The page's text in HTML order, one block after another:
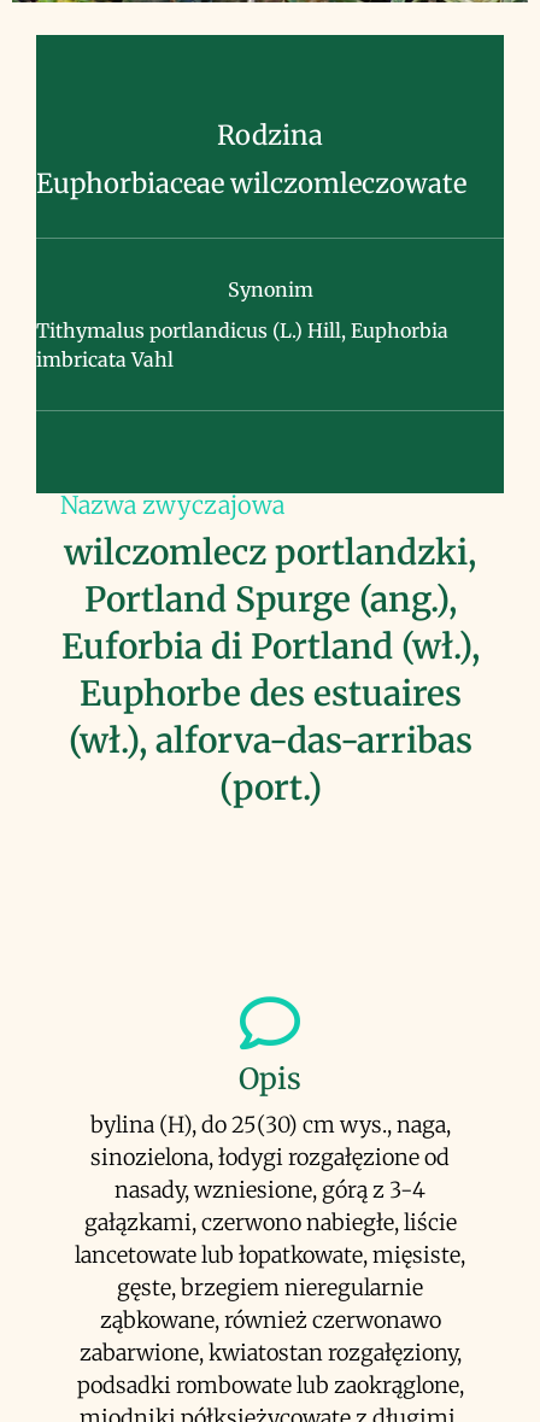
Rodzina
Euphorbiaceae wilczomleczowate
Synonim
Tithymalus portlandicus (L.) Hill, Euphorbia
imbricata Vahl
Nazwa zwyczajowa
wilczomlecz portlandzki,
Portland Spurge (ang.),
Euforbia di Portland (wł.),
Euphorbe des estuaires
(wł.), alforva-das-arribas
(port.)
Opis
bylina (H), do 25(30) cm wys., naga,
sinozielona, łodygi rozgałęzione od
nasady, wzniesione, górą z 3-4
gałązkami, czerwono nabiegłe, liście
lancetowate lub łopatkowate, mięsiste,
gęste, brzegiem nieregularnie
ząbkowane, również czerwonawo
zabarwione, kwiatostan rozgałęziony,
podsadki rombowate lub zaokrąglone,